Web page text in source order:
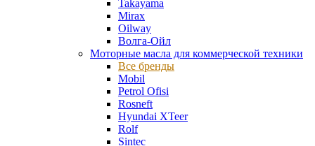
Takayama
Mirax
Oilway
Волга-Ойл
Моторные масла для коммерческой техники
Все бренды
Mobil
Petrol Ofisi
Rosneft
Hyundai XTeer
Rolf
Sintec